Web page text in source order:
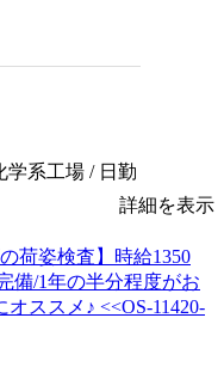
学系工場 / 日勤
詳細を表示